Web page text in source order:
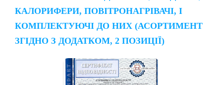
КАЛОРИФЕРИ, ПОВІТРОНАГРІВАЧІ, І
КОМПЛЕКТУЮЧІ ДО НИХ (АСОРТИМЕНТ
ЗГІДНО З ДОДАТКОМ, 2 ПОЗИЦІЇ)